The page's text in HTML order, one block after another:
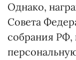
Однако,
Совета
собрания РФ,